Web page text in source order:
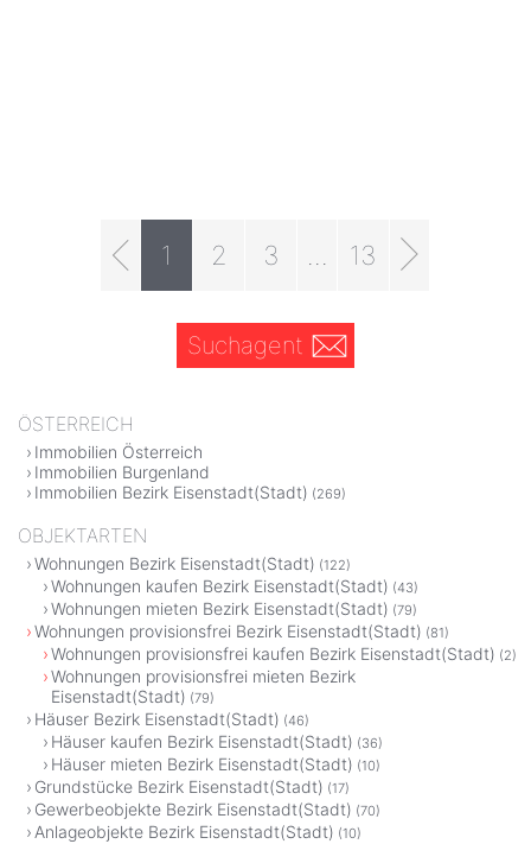
1 2 3 13
Suchagent
ÖSTERREICH
Immobilien Österreich
Immobilien Burgenland
Immobilien Bezirk Eisenstadt(Stadt) (269)
OBJEKTARTEN
Wohnungen Bezirk Eisenstadt(Stadt) (122)
Wohnungen kaufen Bezirk Eisenstadt(Stadt) (43)
Wohnungen mieten Bezirk Eisenstadt(Stadt) (79)
Wohnungen provisionsfrei Bezirk Eisenstadt(Stadt) (81)
Wohnungen provisionsfrei kaufen Bezirk Eisenstadt(Stadt) (2)
Wohnungen provisionsfrei mieten Bezirk
Eisenstadt(Stadt) (79)
Häuser Bezirk Eisenstadt(Stadt) (46)
Häuser kaufen Bezirk Eisenstadt(Stadt) (36)
Häuser mieten Bezirk Eisenstadt(Stadt) (10)
Grundstücke Bezirk Eisenstadt(Stadt) (17)
Gewerbeobjekte Bezirk Eisenstadt(Stadt) (70)
Anlageobjekte Bezirk Eisenstadt(Stadt) (10)